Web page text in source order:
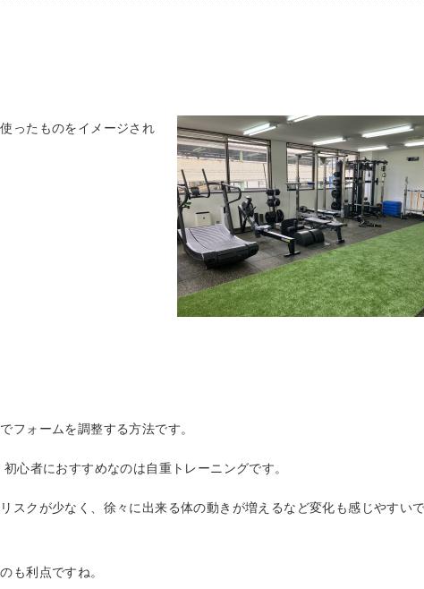
ったものをイメージされ
フォームを調整する方法です。
心者におすすめなのは自重トレーニングです。
スクが少なく、徐々に出来る体の動きが増えるなど変化も感じやすいで
も利点ですね。